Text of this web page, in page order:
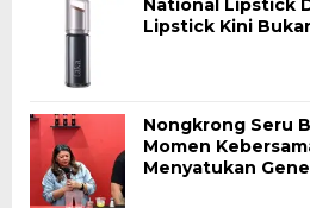
National Lipstick
Lipstick Kini
Nongkrong Seru
Momen
Menyatukan